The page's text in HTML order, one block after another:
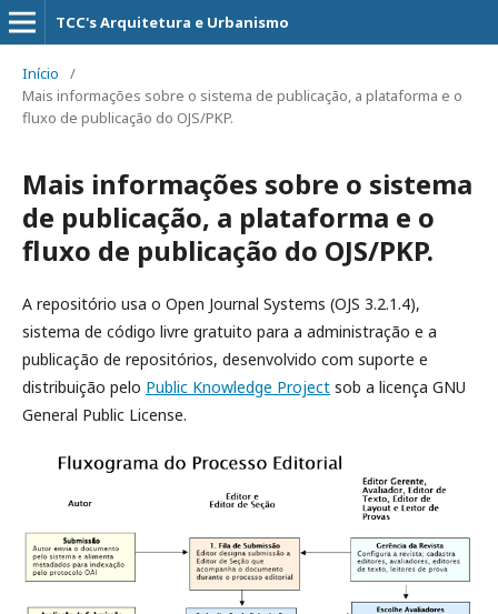
TCC's Arquitetura e Urbanismo
Início
/
Mais informações sobre o sistema de publicação, a plataforma e o
fluxo de publicação do OJS/PKP.
Mais informações sobre o sistema
de publicação, a plataforma e o
fluxo de publicação do OJS/PKP.
A repositório usa o Open Journal Systems (OJS 3.2.1.4),
sistema de código livre gratuito para a administração e a
publicação de repositórios, desenvolvido com suporte e
distribuição pelo Public Knowledge Project sob a licença GNU
General Public License.